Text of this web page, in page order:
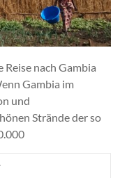
nach Gambia
Gambia im
und
Strände der so